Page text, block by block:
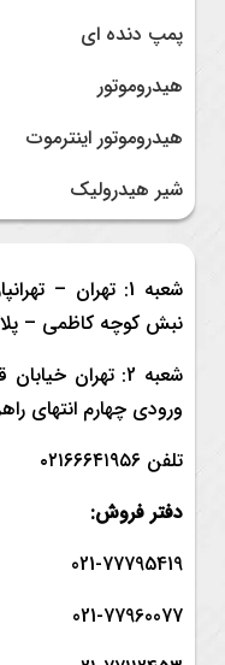
پمپ دنده ای
هیدروموتور
هیدروموتور اینترموت
شیر هیدرولیک
شعبه 1: تهران
نبش کوچه کاظمی –
شعبه 2: تهران
ورودی چهارم انتهای
تلفن ۰۲۱۶۶۶۴۱۹۵۶
دفتر فروش:
021-77795419
021-77960077